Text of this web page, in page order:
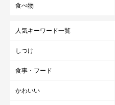
食べ物
人気キーワード一覧
しつけ
食事・フード
かわいい